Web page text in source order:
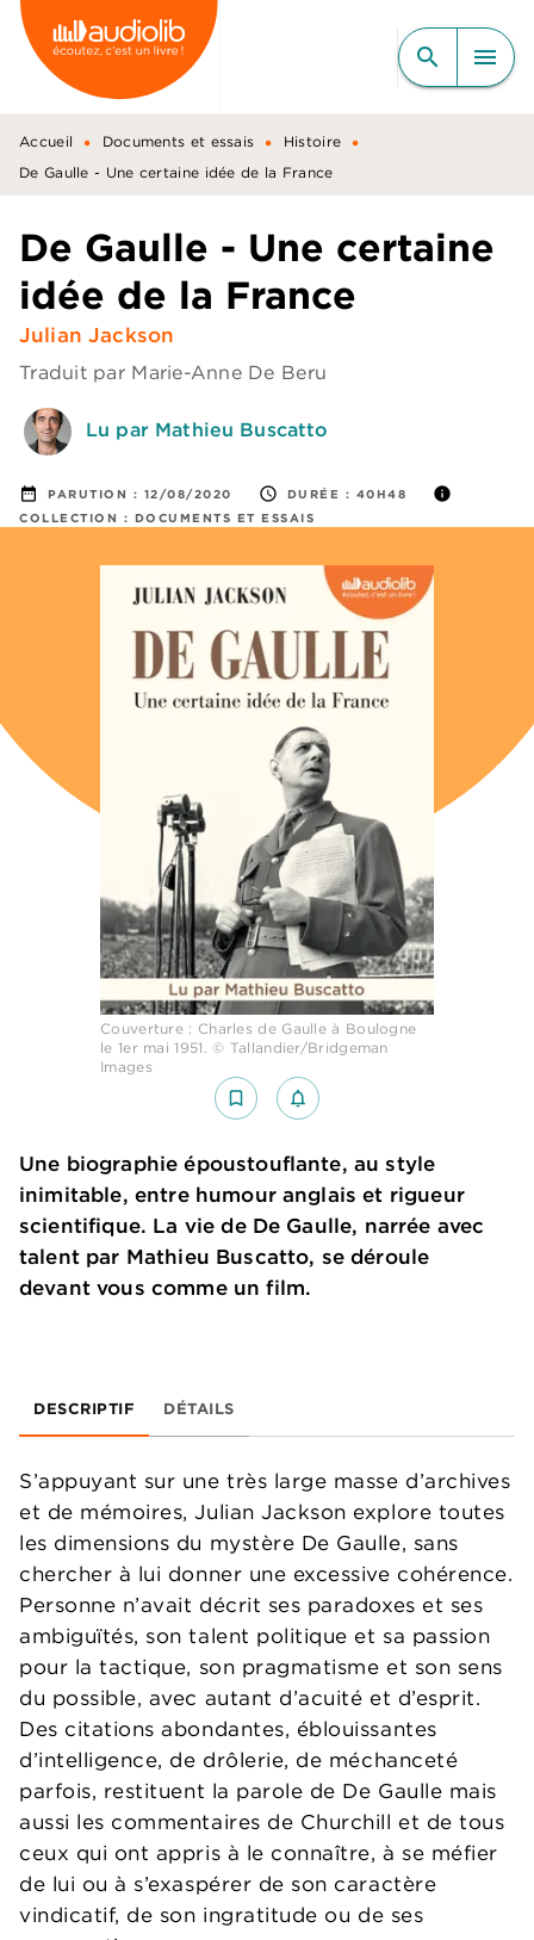
MENU RECHERCHE
CONTENU
PIED DE PAGE
search menu
Accueil • Documents et essais • Histoire •
De Gaulle - Une certaine idée de la France
De Gaulle - Une certaine
idée de la France
Julian Jackson
Traduit par Marie-Anne De Beru
Lu par Mathieu Buscatto
date_range PARUTION : 12/08/2020 access_time DURÉE : 40H48 info
COLLECTION : DOCUMENTS ET ESSAIS
Couverture : Charles de Gaulle à Boulogne
le 1er mai 1951. © Tallandier/Bridgeman
Images
bookmark_border notifications_none_outlined
Une biographie époustouflante, au style
inimitable, entre humour anglais et rigueur
scientifique. La vie de De Gaulle, narrée avec
talent par Mathieu Buscatto, se déroule
devant vous comme un film.
DESCRIPTIF DÉTAILS
S’appuyant sur une très large masse d’archives
et de mémoires, Julian Jackson explore toutes
les dimensions du mystère De Gaulle, sans
chercher à lui donner une excessive cohérence.
Personne n’avait décrit ses paradoxes et ses
ambiguïtés, son talent politique et sa passion
pour la tactique, son pragmatisme et son sens
du possible, avec autant d’acuité et d’esprit.
Des citations abondantes, éblouissantes
d’intelligence, de drôlerie, de méchanceté
parfois, restituent la parole de De Gaulle mais
aussi les commentaires de Churchill et de tous
ceux qui ont appris à le connaître, à se méfier
de lui ou à s’exaspérer de son caractère
vindicatif, de son ingratitude ou de ses